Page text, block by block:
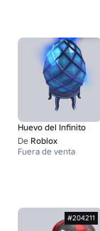
Huevo del Infinito
De Roblox
Fuera de venta
#204211